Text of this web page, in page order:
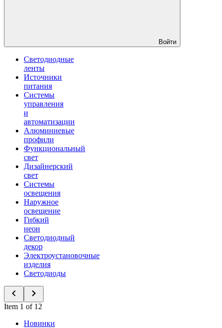
Войти
Светодиодные
ленты
Источники
питания
Системы
управления
и
автоматизации
Алюминиевые
профили
Функциональный
свет
Дизайнерский
свет
Системы
освещения
Наружное
освещение
Гибкий
неон
Светодиодный
декор
Электроустановочные
изделия
Светодиоды
Item 1 of 12
Новинки